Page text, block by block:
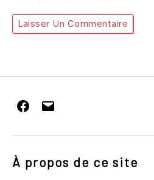
Facebook
E-
mail
À propos de ce site